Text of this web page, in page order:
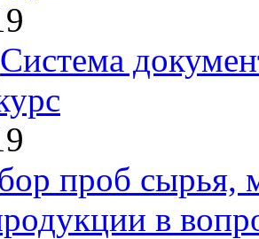
Система
проб сырья,
в